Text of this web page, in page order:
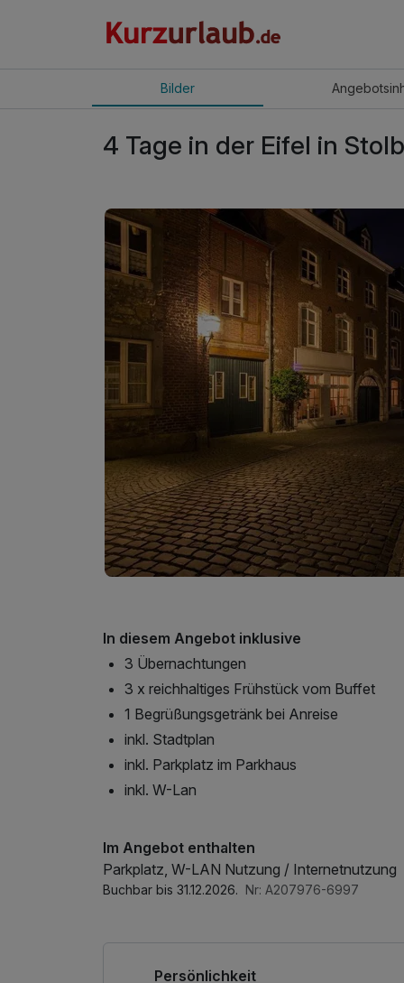
Bilder Angebot
4 Tage in der Eifel in
In diesem Angebot inklusive
3 Übernachtungen
3 x reichhaltiges Frühstück vom Buffet
1 Begrüßungsgetränk bei Anreise
inkl. Stadtplan
inkl. Parkplatz im Parkhaus
inkl. W-Lan
Im Angebot enthalten
Parkplatz, W-LAN Nutzung / Internetnutzung
Buchbar bis 31.12.2026. Nr: A207976-6997
Persönlichkeit